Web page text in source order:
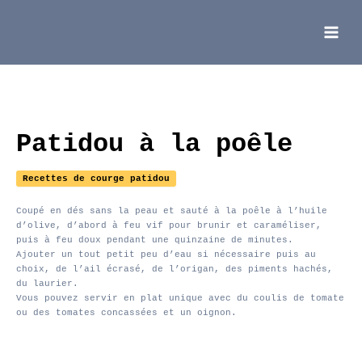
Main
Menu
Patidou à la poêle
Recettes de courge patidou
Coupé en dés sans la peau et sauté à la poêle à l’huile
d’olive, d’abord à feu vif pour brunir et caraméliser,
puis à feu doux pendant une quinzaine de minutes.
Ajouter un tout petit peu d’eau si nécessaire puis au
choix, de l’ail écrasé, de l’origan, des piments hachés,
du laurier.
Vous pouvez servir en plat unique avec du coulis de tomate
ou des tomates concassées et un oignon.